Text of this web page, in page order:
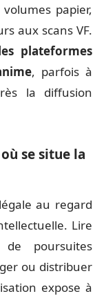
papier,
aux scans VF.
plateformes
, parfois à
la diffusion
se situe la
au regard
Lire
poursuites
ou distribuer
expose à